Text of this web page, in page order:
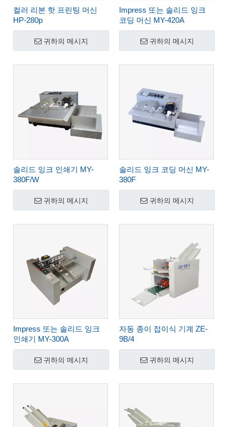
컬러 리본 핫 프린팅 머신
HP-280p
귀하의 메시지
Impress 또는 솔리드 잉크
코딩 머신 MY-420A
귀하의 메시지
솔리드 잉크 인쇄기 MY-
380F/W
귀하의 메시지
솔리드 잉크 코딩 머신 MY-
380F
귀하의 메시지
Impress 또는 솔리드 잉크
인쇄기 MY-300A
귀하의 메시지
자동 종이 접이식 기계 ZE-
9B/4
귀하의 메시지